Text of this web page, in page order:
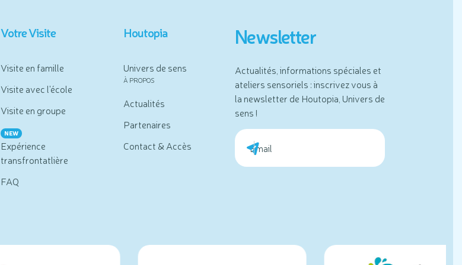
Votre Visite
Visite en famille
Visite avec l'école
Visite en groupe
NEW
Expérience
transfrontatlière
FAQ
Houtopia
Univers de sens
À PROPOS
Actualités
Partenaires
Contact & Accès
Newsletter
Actualités, informations spéciales et
ateliers sensoriels : inscrivez vous à
la newsletter de Houtopia, Univers de
sens !